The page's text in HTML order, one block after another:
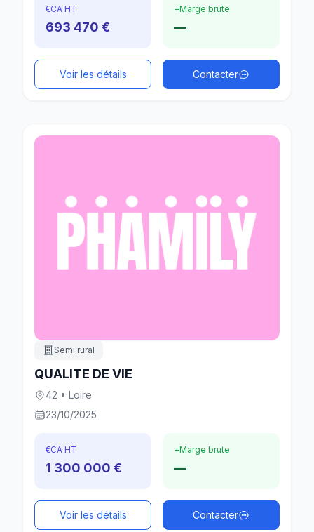
€CA HT
693 470 €
+Marge brute
—
Voir les détails Contacter
Semi rural
QUALITE DE VIE
42 • Loire
23/10/2025
€CA HT
1 300 000 €
+Marge brute
—
Voir les détails Contacter